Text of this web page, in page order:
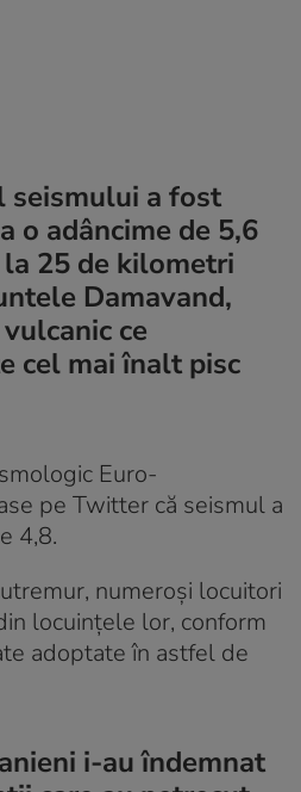
seismului a fost
o adâncime de 5,6
25 de kilometri
Damavand,
ce
cel mai înalt pisc
Euro-
pe Twitter că seismul a
4,8.
numeroşi locuitori
locuinţele lor, conform
adoptate în astfel de
i-au îndemnat